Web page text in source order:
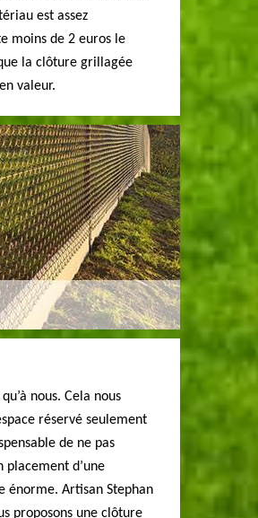
est assez
moins de 2 euros le
la clôture grillagée
valeur.
nous. Cela nous
réservé seulement
de ne pas
placement d’une
énorme. Artisan Stephan
proposons une clôture